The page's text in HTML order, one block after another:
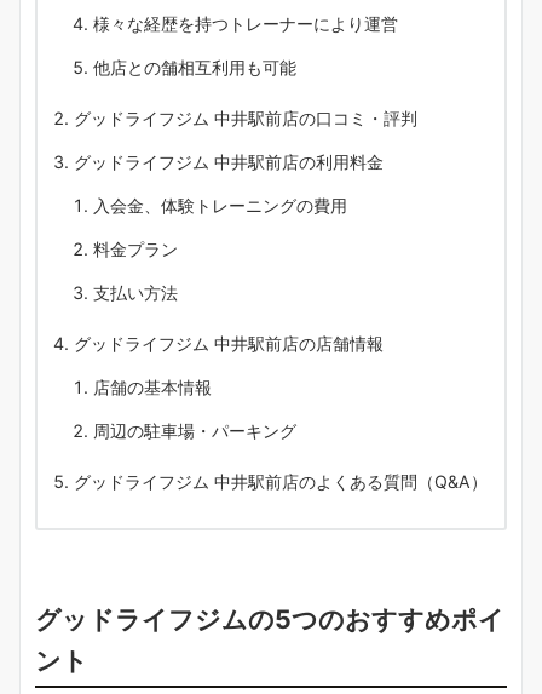
様々な経歴を持つトレーナーにより運営
他店との舗相互利用も可能
グッドライフジム 中井駅前店の口コミ・評判
グッドライフジム 中井駅前店の利用料金
入会金、体験トレーニングの費用
料金プラン
支払い方法
グッドライフジム 中井駅前店の店舗情報
店舗の基本情報
周辺の駐車場・パーキング
グッドライフジム 中井駅前店のよくある質問（Q&A）
グッドライフジムの5つのおすすめポイ
ント